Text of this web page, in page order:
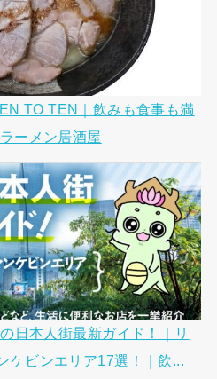
TO TEN｜飲みも食事も満
ーメン居酒屋
日本人街最新ガイド！｜リ
ケビンエリア17選！｜飲...